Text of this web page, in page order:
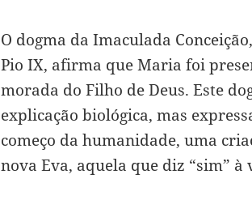
O dogma da Imaculada
Pio IX, afirma que Maria foi
morada do Filho de Deus. Este
explicação biológica, mas
começo da humanidade, uma
nova Eva, aquela que diz “sim”